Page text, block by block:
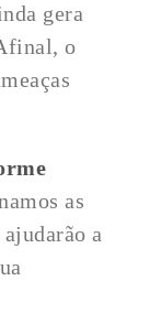
gera
o
as
a